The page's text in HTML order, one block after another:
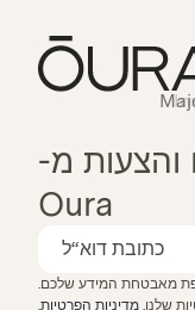
והצעות מ-
Oura
מאבטחת המידע שלכם.
שלנו.מדיניות הפרטיות.